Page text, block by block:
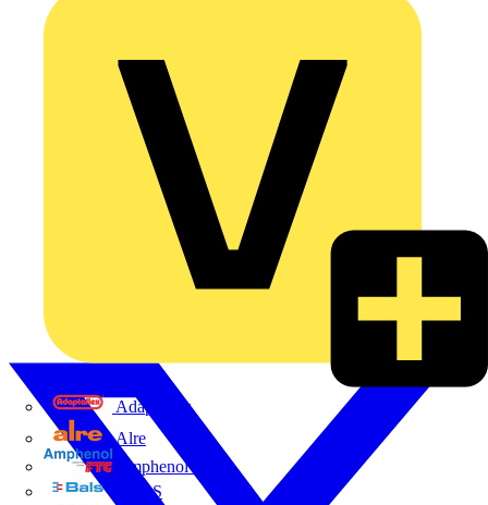
Adaptaflex
Alre
Amphenol FTG
BALS